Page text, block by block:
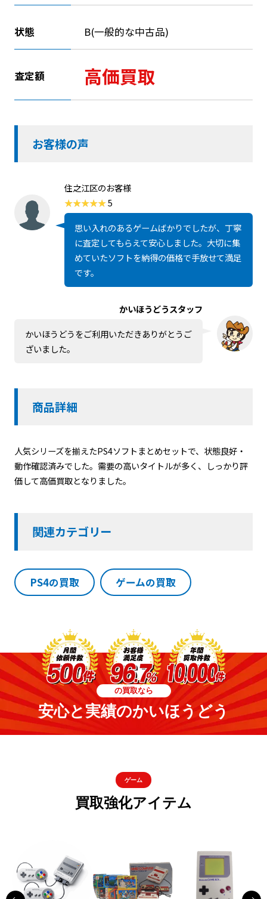
状態 B(一般的な中古品)
査定額 高価買取
お客様の声
住之江区のお客様
5
思い入れのあるゲームばかりでしたが、丁寧
に査定してもらえて安心しました。大切に集
めていたソフトを納得の価格で手放せて満足
です。
かいほうどうスタッフ
かいほうどうをご利用いただきありがとうご
ざいました。
商品詳細
人気シリーズを揃えたPS4ソフトまとめセットで、状態良好・
動作確認済みでした。需要の高いタイトルが多く、しっかり評
価して高価買取となりました。
関連カテゴリー
PS4の買取 ゲームの買取
の買取なら
安心と実績のかいほうどう
ゲーム
買取強化アイテム